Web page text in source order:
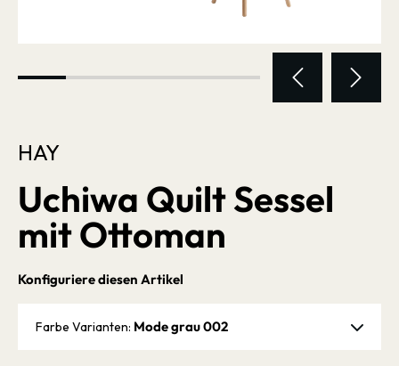
HAY
Uchiwa Quilt Sessel
mit Ottoman
Konfiguriere diesen Artikel
Farbe Varianten: Mode grau 002